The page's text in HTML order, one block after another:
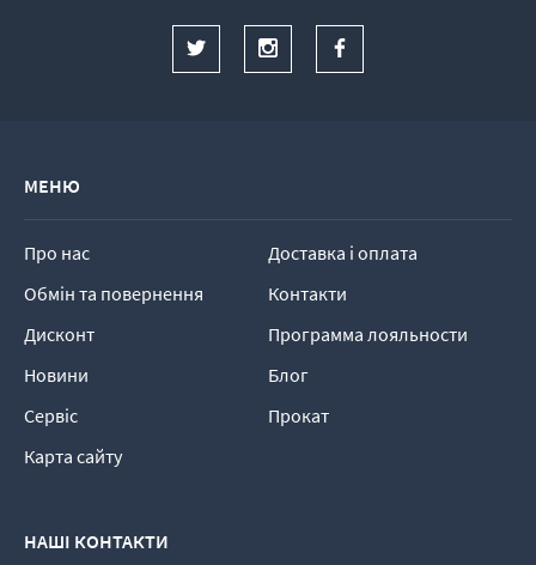
МЕНЮ
Про нас
Доставка і оплата
Обмін та повернення
Контакти
Дисконт
Программа лояльности
Новини
Блог
Сервіс
Прокат
Карта сайту
НАШІ КОНТАКТИ